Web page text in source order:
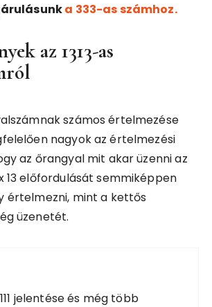
a 333-as számhoz.
az 1313-as
számos értelmezése
nagyok az értelmezési
az őrangyal mit akar üzenni az
13 előfordulását semmiképpen
értelmezni, mint a kettős
üzenetét.
jelentése és még több